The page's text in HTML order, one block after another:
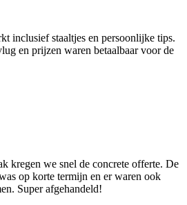
inclusief staaltjes en persoonlijke tips.
en prijzen waren betaalbaar voor de
kregen we snel de concrete offerte. De
op korte termijn en er waren ook
Super afgehandeld!